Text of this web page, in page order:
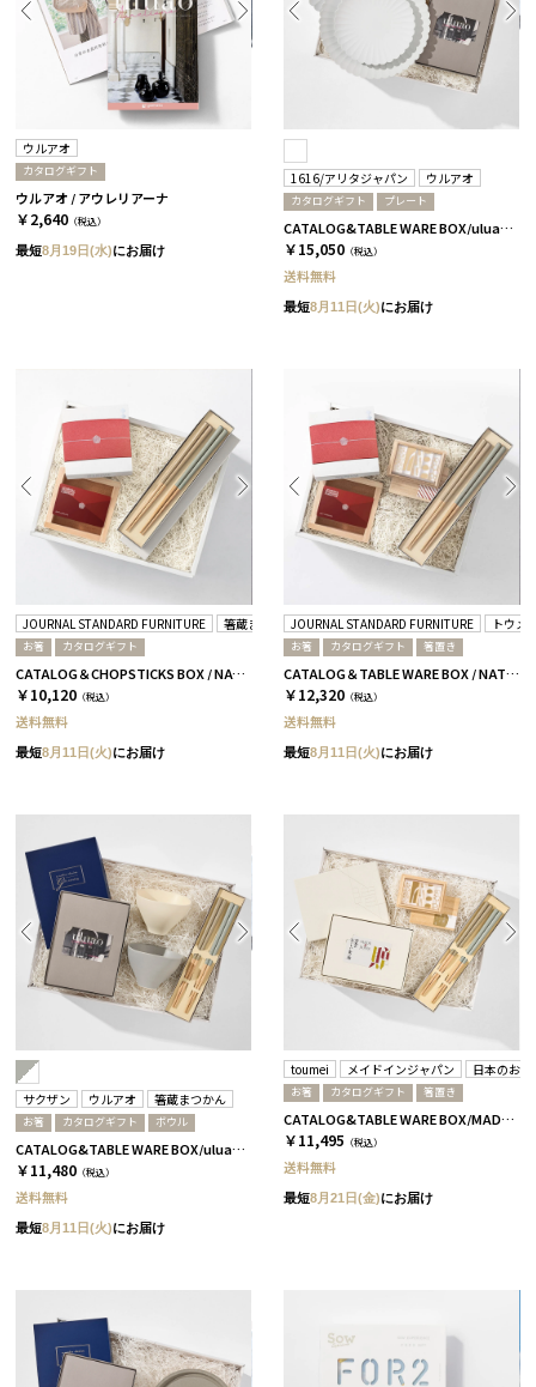
ウルアオ
カタログギフト
ウルアオ / アウレリアーナ
￥2,640 （税込）
最短8月19日(水)にお届け
1616/アリタジャパン ウルアオ
カタログギフト プレート
CATALOG&TABLE WARE BOX/uluao/パレスプレート160&220 4枚セット/全5種 アウレリアーナ
￥15,050 （税込）
送料無料
最短8月11日(火)にお届け
JOURNAL STANDARD FURNITURE 箸蔵まつかん
お箸 カタログギフト
CATALOG＆CHOPSTICKS BOX / NATURAL / 浜色＆雲色 / 椿
￥10,120 （税込）
送料無料
最短8月11日(火)にお届け
JOURNAL STANDARD FURNITURE トウメ
お箸 カタログギフト 箸置き
CATALOG＆TABLE WARE BOX / NATURAL / 浜色＆雲色 / 椿
￥12,320 （税込）
送料無料
最短8月11日(火)にお届け
サクザン ウルアオ 箸蔵まつかん
お箸 カタログギフト ボウル
CATALOG&TABLE WARE BOX/uluao/グレー＆ホワイト/浜色＆雲色/ アウレリアーナ
￥11,480 （税込）
送料無料
最短8月11日(火)にお届け
toumei メイドインジャパン 日本のお
お箸 カタログギフト 箸置き
CATALOG&TABLE WARE BOX/MADE IN JAPAN/浜色&雲色/ C MJ06＋橙
￥11,495 （税込）
送料無料
最短8月21日(金)にお届け